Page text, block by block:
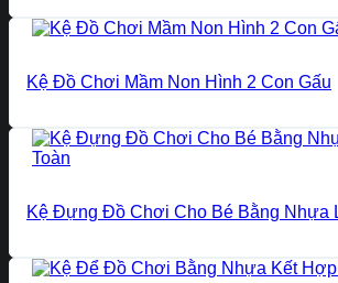
Kệ Đồ Chơi Mầm Non Hình 2 Con Gấu
Kệ Đựng Đồ Chơi Cho Bé Bằng Nhựa